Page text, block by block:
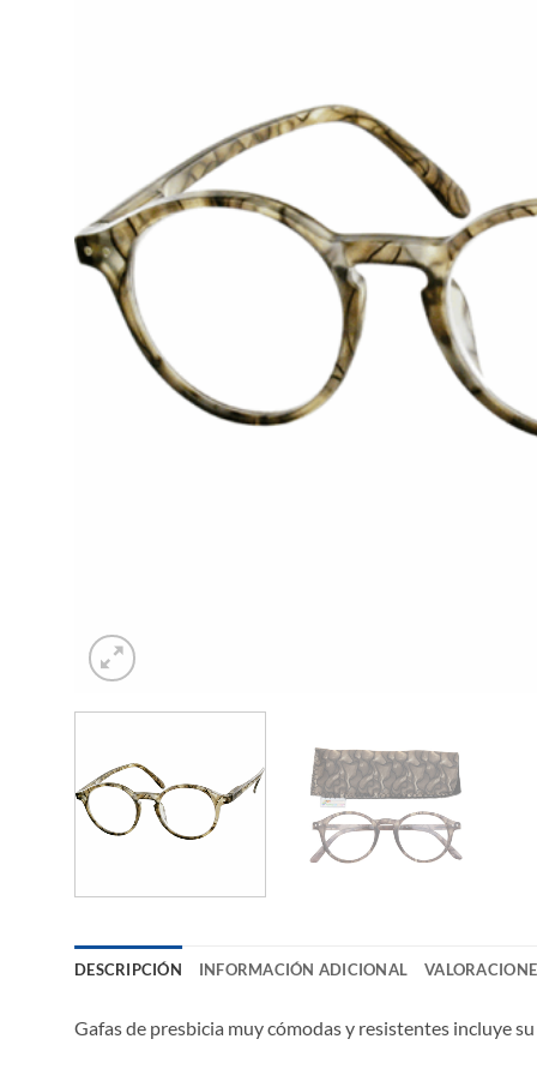
DESCRIPCIÓN INFORMACIÓN ADICIONAL
Gafas de presbicia muy cómodas y resistentes incluye